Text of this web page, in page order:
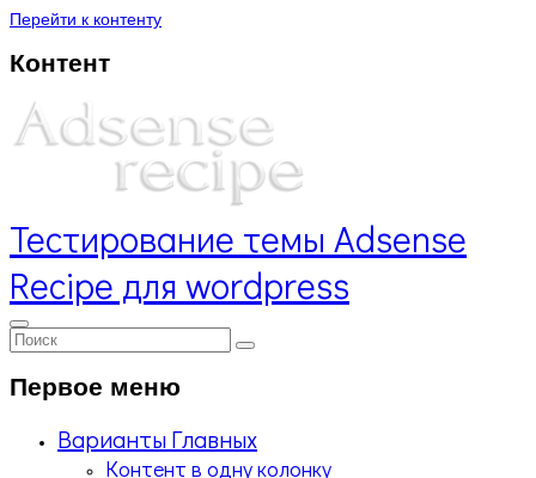
Перейти к контенту
Контент
Тестирование темы Adsense
Recipe для wordpress
Первое меню
Варианты Главных
Контент в одну колонку